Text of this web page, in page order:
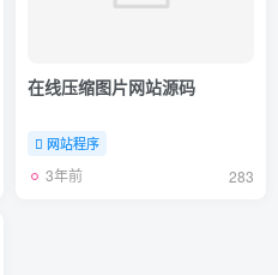
在线压缩图片网站源码
网站程序
3年前 283